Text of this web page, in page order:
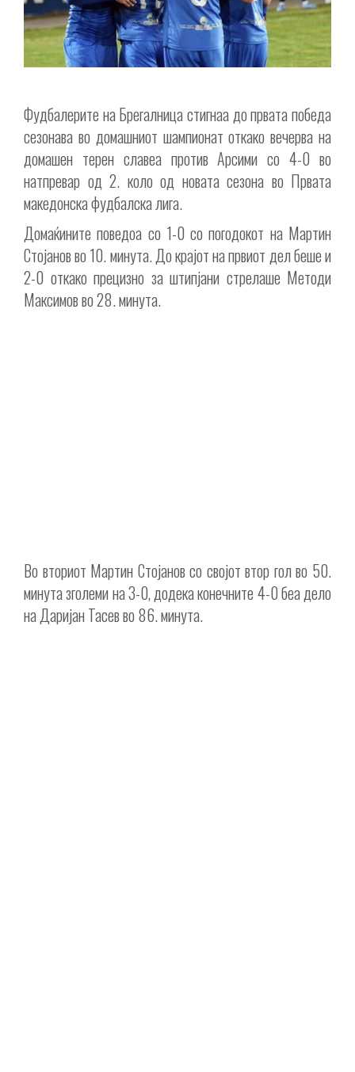
Фудбалерите на Брегалница стигнаа до првата победа
сезонава во домашниот шампионат откако вечерва на
домашен терен славеа против Арсими со 4-0 во
натпревар од 2. коло од новата сезона во Првата
македонска фудбалска лига.
Домаќините поведоа со 1-0 со погодокот на Мартин
Стојанов во 10. минута. До крајот на првиот дел беше и
2-0 откако прецизно за штипјани стрелаше Методи
Максимов во 28. минута.
Во вториот Мартин Стојанов со својот втор гол во 50.
минута зголеми на 3-0, додека конечните 4-0 беа дело
на Даријан Тасев во 86. минута.